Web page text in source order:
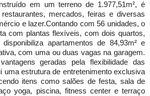
em umterreno de 1.977,51m², é
mercados, feiras e diversas
e lazer.Contando com 56 unidades, o
com plantas flexíveis, com dois quartos,
apartamentos de 84,93m² e
com uma ou duas vagas na garagem.
geradas pela flexibilidade das
uma estrutura de entretenimento exclusiva
itens como salões de festa, sala de
yoga, piscina, fitness center e terraço